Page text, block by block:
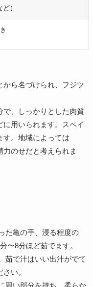
）
から名づけられ、フジツ
で、しっかりとした肉質
に用いられます。スペイ
す。地域によっては
力のせだと考えられま
た亀の手、浸る程度の
〜8分ほど茹でます。
茹で汁はいい出汁がでて
い。